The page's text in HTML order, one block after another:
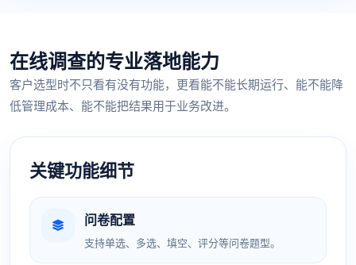
在线调查的专业落地能力
客户选型时不只看有没有功能，更看能不能长期运行、能不能降
低管理成本、能不能把结果用于业务改进。
关键功能细节
问卷配置
支持单选、多选、填空、评分等问卷题型。